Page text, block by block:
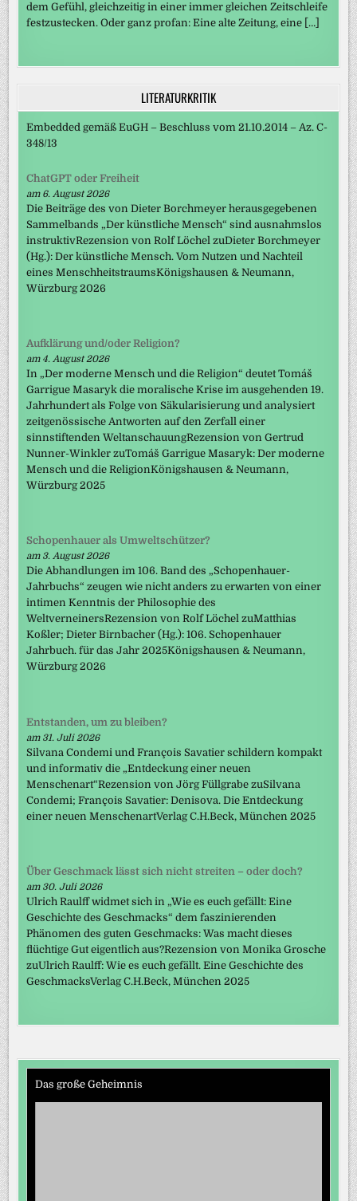
dem Gefühl, gleichzeitig in einer immer gleichen Zeitschleife
festzustecken. Oder ganz profan: Eine alte Zeitung, eine […]
LITERATURKRITIK
Embedded gemäß EuGH – Beschluss vom 21.10.2014 – Az. C-
348/13
ChatGPT oder Freiheit
am 6. August 2026
Die Beiträge des von Dieter Borchmeyer herausgegebenen
Sammelbands „Der künstliche Mensch“ sind ausnahmslos
instruktivRezension von Rolf Löchel zuDieter Borchmeyer
(Hg.): Der künstliche Mensch. Vom Nutzen und Nachteil
eines MenschheitstraumsKönigshausen & Neumann,
Würzburg 2026
Aufklärung und/oder Religion?
am 4. August 2026
In „Der moderne Mensch und die Religion“ deutet Tomáš
Garrigue Masaryk die moralische Krise im ausgehenden 19.
Jahrhundert als Folge von Säkularisierung und analysiert
zeitgenössische Antworten auf den Zerfall einer
sinnstiftenden WeltanschauungRezension von Gertrud
Nunner-Winkler zuTomáš Garrigue Masaryk: Der moderne
Mensch und die ReligionKönigshausen & Neumann,
Würzburg 2025
Schopenhauer als Umweltschützer?
am 3. August 2026
Die Abhandlungen im 106. Band des „Schopenhauer-
Jahrbuchs“ zeugen wie nicht anders zu erwarten von einer
intimen Kenntnis der Philosophie des
WeltverneinersRezension von Rolf Löchel zuMatthias
Koßler; Dieter Birnbacher (Hg.): 106. Schopenhauer
Jahrbuch. für das Jahr 2025Königshausen & Neumann,
Würzburg 2026
Entstanden, um zu bleiben?
am 31. Juli 2026
Silvana Condemi und François Savatier schildern kompakt
und informativ die „Entdeckung einer neuen
Menschenart“Rezension von Jörg Füllgrabe zuSilvana
Condemi; François Savatier: Denisova. Die Entdeckung
einer neuen MenschenartVerlag C.H.Beck, München 2025
Über Geschmack lässt sich nicht streiten – oder doch?
am 30. Juli 2026
Ulrich Raulff widmet sich in „Wie es euch gefällt: Eine
Geschichte des Geschmacks“ dem faszinierenden
Phänomen des guten Geschmacks: Was macht dieses
flüchtige Gut eigentlich aus?Rezension von Monika Grosche
zuUlrich Raulff: Wie es euch gefällt. Eine Geschichte des
GeschmacksVerlag C.H.Beck, München 2025
Das große Geheimnis